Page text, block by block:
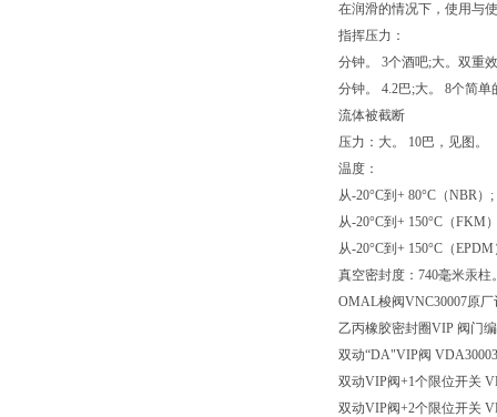
在润滑的情况下，使用与
指挥压力：
分钟。 3个酒吧;大。双重
分钟。 4.2巴;大。 8个简单
流体被截断
压力：大。 10巴，见图。
温度：
从-20°C到+ 80°C（NBR）;
从-20°C到+ 150°C（FKM
从-20°C到+ 150°C（
真空密封度：740毫米汞柱
OMAL梭阀VNC30007原厂
乙丙橡胶密封圈VIP 阀门
双动“DA"VIP阀
双动VIP阀+1个限位开关
双动VIP阀+2个限位开关